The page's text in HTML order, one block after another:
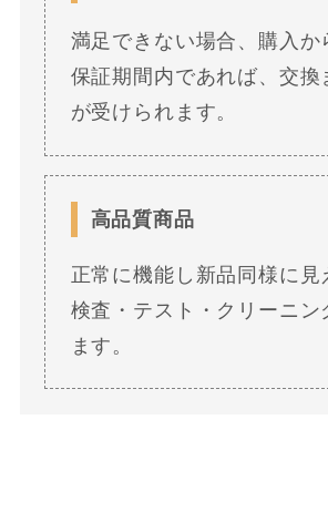
満足できない場合、購入か
保証期間内であれば、交換
が受けられます。
高品質商品
正常に機能し新品同様に見
検査・テスト・クリーニン
ます。